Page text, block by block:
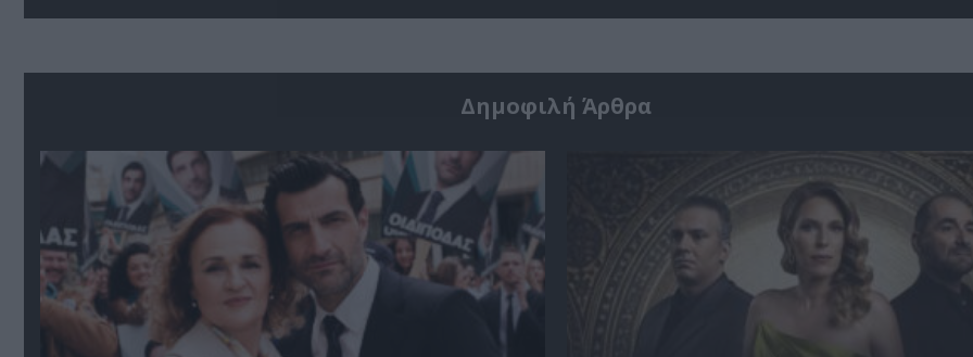
Δημοφιλή Άρθρα